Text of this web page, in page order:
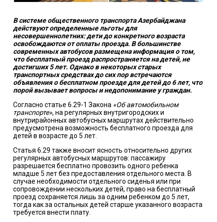
В системе общественного транспорта Азербайджана
действуют определенные льготы для
несовершеннолетних: дети до конкретного возраста
освобождаются от оплаты проезда. В большинстве
современных автобусов размещена информация о том,
что бесплатный проезд распространяется на детей, не
достигших 5 лет. Однако в некоторых старых
транспортных средствах до сих пор встречаются
объявления о бесплатном проезде для детей до 6 лет, что
порой вызывает вопросы и недопонимание у граждан.
Согласно статье 6.29-1 Закона «Об автомобильном
транспорте», на регулярных внутригородских и
внутрирайонных автобусных маршрутах действительно
предусмотрена возможность бесплатного проезда для
детей в возрасте до 5 лет.
Статья 6.29 также вносит ясность относительно других
регулярных автобусных маршрутов: пассажиру
разрешается бесплатно провозить одного ребенка
младше 5 лет без предоставления отдельного места. В
случае необходимости отдельного сиденья или при
сопровождении нескольких детей, право на бесплатный
проезд сохраняется лишь за одним ребенком до 5 лет,
тогда как за остальных детей старше указанного возраста
требуется внести плату.